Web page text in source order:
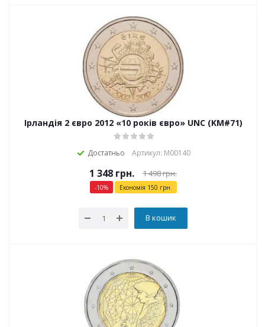
Ірландія 2 євро 2012 «10 років євро» UNC (KM#71)
Достатньо Артикул: М00140
1 348 грн. 1 498грн.
-10% Економія 150 грн.
В кошик